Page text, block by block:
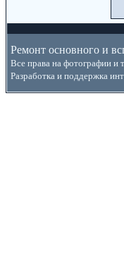
Ремонт основного и
Все права на фотографии и
Разработка и поддержка